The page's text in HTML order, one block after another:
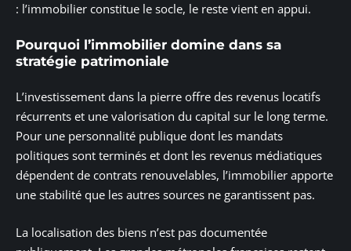
: l’immobilier constitue le socle, le reste vient en appui.
Pourquoi l’immobilier domine dans sa
stratégie patrimoniale
L’investissement dans la pierre offre des revenus locatifs
récurrents et une valorisation du capital sur le long terme.
Pour une personnalité publique dont les mandats
politiques sont terminés et dont les revenus médiatiques
dépendent de contrats renouvelables, l’immobilier apporte
une stabilité que les autres sources ne garantissent pas.
La localisation des biens n’est pas documentée